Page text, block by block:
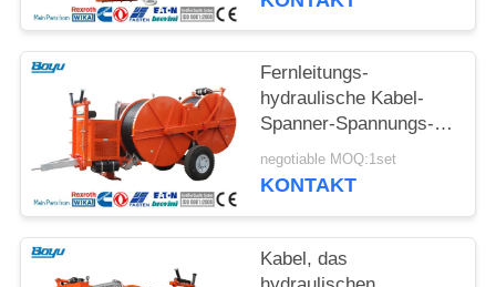
Fernleitungs-
hydraulische Kabel-
Spanner-Spannungs-
Maschine für
obenliegende Linie
negotiable MOQ:1set
KONTAKT
Kabel, das